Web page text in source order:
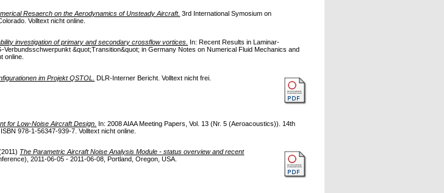
Resaerch on the Aerodynamics of Unsteady Aircraft. 3rd International Symosium on
Volltext nicht online.
investigation of primary and secondary crossflow vortices. In: Recent Results in Laminar-
&quot;Transition&quot; in Germany Notes on Numerical Fluid Mechanics and
online.
im Projekt QSTOL. DLR-Interner Bericht. Volltext nicht frei.
for Low-Noise Aircraft Design. In: 2008 AIAA Meeting Papers, Vol. 13 (Nr. 5 (Aeroacoustics)). 14th
978-1-56347-939-7. Volltext nicht online.
The Parametric Aircraft Noise Analysis Module - status overview and recent
2011-06-05 - 2011-06-08, Portland, Oregon, USA.